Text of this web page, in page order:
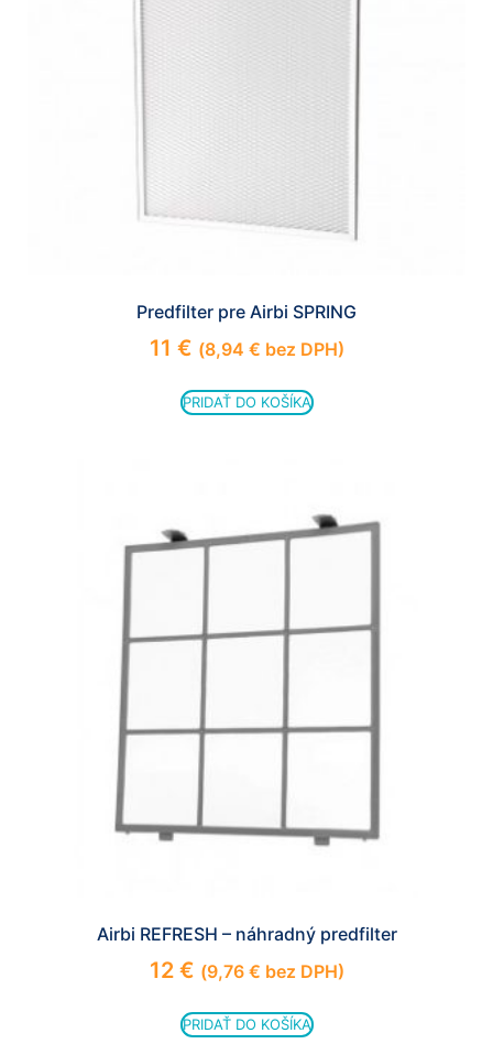
Predfilter pre Airbi SPRING
11 € (8,94 € bez DPH)
PRIDAŤ DO KOŠÍKA
Airbi REFRESH – náhradný predfilter
12 € (9,76 € bez DPH)
PRIDAŤ DO KOŠÍKA